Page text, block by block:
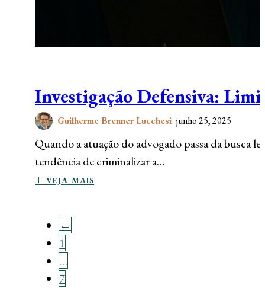
Investigação Defensiva:
Guilherme Brenner Lucchesi junho 25, 2025
Quando a atuação do advogado passa da busca
tendência de criminalizar a…
+ veja mais
←
1
…
7